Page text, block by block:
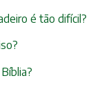
é tão difícil?